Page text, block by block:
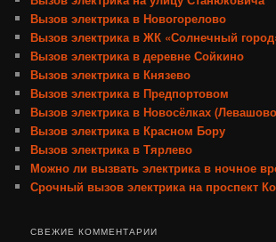
Вызов электрика в Новогорелово
Вызов электрика в ЖК «Солнечный
Вызов электрика в деревне Сойкино
Вызов электрика в Князево
Вызов электрика в Предпортовом
Вызов электрика в Новосёлках
Вызов электрика в Красном Бору
Вызов электрика в Тярлево
Можно ли вызвать электрика в ночное
Срочный вызов электрика на проспект
СВЕЖИЕ КОММЕНТАРИИ